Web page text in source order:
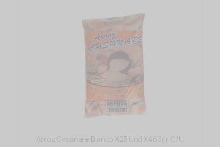
Arroz Casanare Blanco X25 Und X460gr C/u